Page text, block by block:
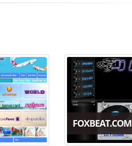
FOXBEAT.COM